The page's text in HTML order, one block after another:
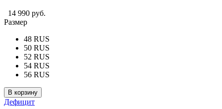
14 990 руб.
Размер
48 RUS
50 RUS
52 RUS
54 RUS
56 RUS
В корзину
Дефицит